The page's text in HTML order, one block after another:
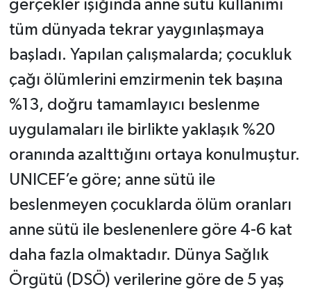
gerçekler ışığında anne sütü kullanımı
tüm dünyada tekrar yaygınlaşmaya
başladı. Yapılan çalışmalarda; çocukluk
çağı ölümlerini emzirmenin tek başına
%13, doğru tamamlayıcı beslenme
uygulamaları ile birlikte yaklaşık %20
oranında azalttığını ortaya konulmuştur.
UNICEF’e göre; anne sütü ile
beslenmeyen çocuklarda ölüm oranları
anne sütü ile beslenenlere göre 4-6 kat
daha fazla olmaktadır. Dünya Sağlık
Örgütü (DSÖ) verilerine göre de 5 yaş